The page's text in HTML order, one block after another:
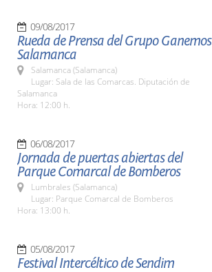
09/08/2017
Rueda de Prensa del Grupo Ganemos
Salamanca
Salamanca (Salamanca)
Lugar: Sala de las Comarcas. Diputación de
Salamanca
Hora: 12:00 h.
06/08/2017
Jornada de puertas abiertas del
Parque Comarcal de Bomberos
Lumbrales (Salamanca)
Lugar: Parque Comarcal de Bomberos
Hora: 13:00 h.
05/08/2017
Festival Intercéltico de Sendim